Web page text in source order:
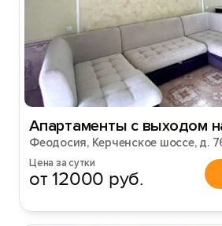
Апартаменты с выходом
Феодосия, Керченское шоссе, д.
Цена за сутки
от 12000 руб.